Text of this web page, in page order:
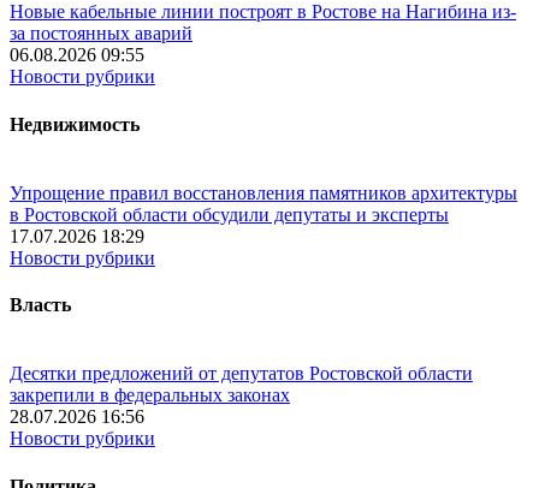
Новые кабельные линии построят в Ростове на Нагибина из-
за постоянных аварий
06.08.2026 09:55
Новости рубрики
Недвижимость
Упрощение правил восстановления памятников архитектуры
в Ростовской области обсудили депутаты и эксперты
17.07.2026 18:29
Новости рубрики
Власть
Десятки предложений от депутатов Ростовской области
закрепили в федеральных законах
28.07.2026 16:56
Новости рубрики